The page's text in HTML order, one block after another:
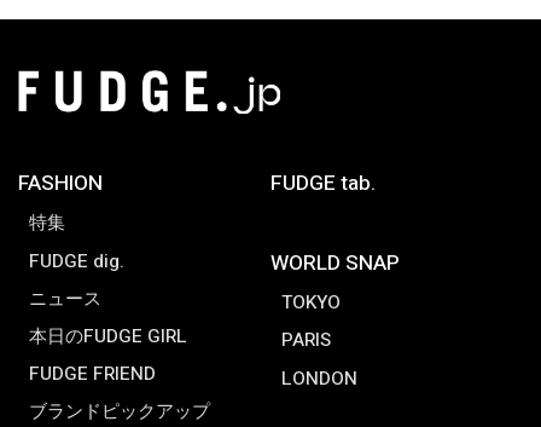
FASHION
特集
FUDGE dig.
ニュース
本日のFUDGE GIRL
FUDGE FRIEND
ブランドピックアップ
FUDGE tab.
WORLD SNAP
TOKYO
PARIS
LONDON